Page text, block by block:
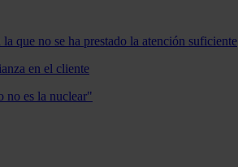
que no se ha prestado la atención suficiente
en el cliente
no es la nuclear"